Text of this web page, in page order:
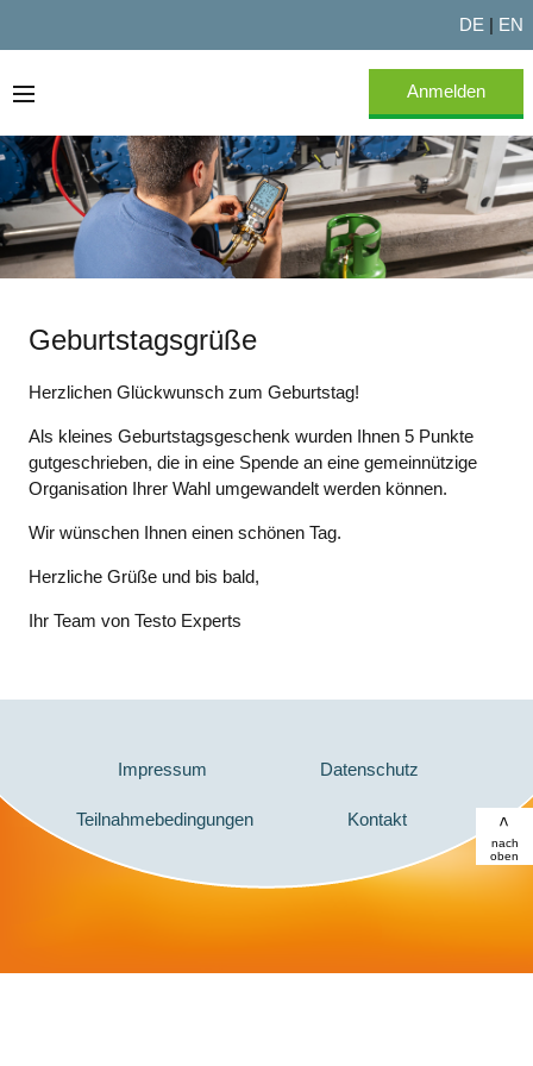
DE | EN
Anmelden
Willkommen Über Testo Experts FAQ
Geburtstagsgrüße
Herzlichen Glückwunsch zum Geburtstag!
Als kleines Geburtstagsgeschenk wurden Ihnen 5 Punkte
gutgeschrieben, die in eine Spende an eine gemeinnützige
Organisation Ihrer Wahl umgewandelt werden können.
Wir wünschen Ihnen einen schönen Tag.
Herzliche Grüße und bis bald,
Ihr Team von Testo Experts
Impressum Datenschutz
Teilnahmebedingungen Kontakt >
nach
oben